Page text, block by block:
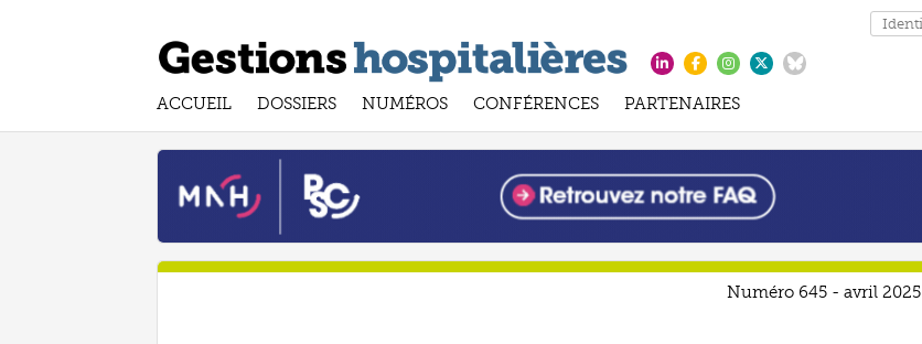
ACCUEIL DOSSIERS NUMÉROS CONFÉRENCES PARTENAIRES
Numéro 645 - avril 2025